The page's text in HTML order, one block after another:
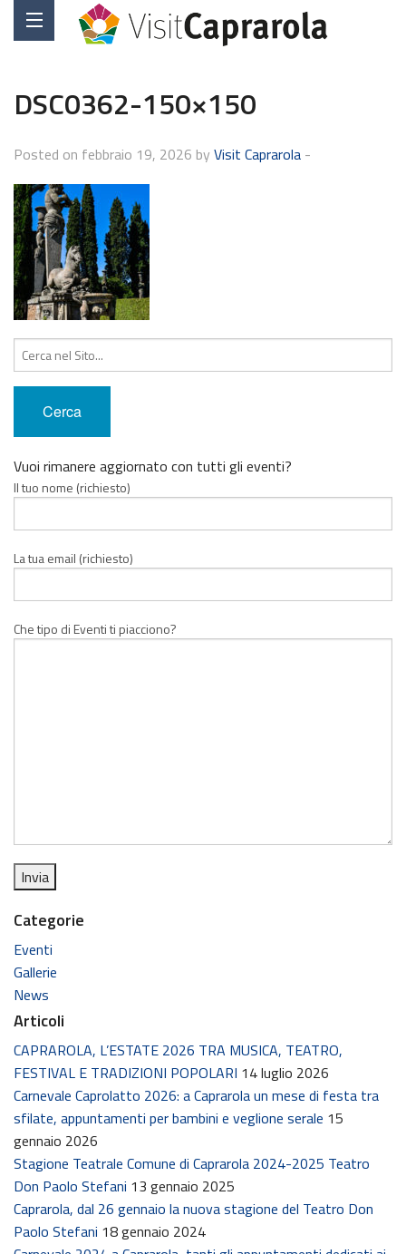
DSC0362-150×150
Posted on febbraio 19, 2026 by Visit Caprarola -
Cerca:
Vuoi rimanere aggiornato con tutti gli eventi?
Il tuo nome (richiesto)
La tua email (richiesto)
Che tipo di Eventi ti piacciono?
Categorie
Eventi
Gallerie
News
Articoli
CAPRAROLA, L’ESTATE 2026 TRA MUSICA, TEATRO,
FESTIVAL E TRADIZIONI POPOLARI 14 luglio 2026
Carnevale Caprolatto 2026: a Caprarola un mese di festa tra
sfilate, appuntamenti per bambini e veglione serale 15
gennaio 2026
Stagione Teatrale Comune di Caprarola 2024-2025 Teatro
Don Paolo Stefani 13 gennaio 2025
Caprarola, dal 26 gennaio la nuova stagione del Teatro Don
Paolo Stefani 18 gennaio 2024